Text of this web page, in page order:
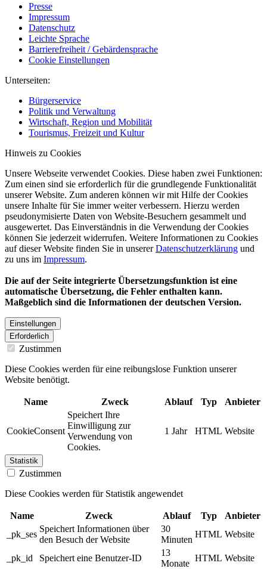
Presse
Impressum
Datenschutz
Leichte Sprache
Barrierefreiheit / Gebärdensprache
Cookie Einstellungen
Unterseiten:
Bürgerservice
Politik und Verwaltung
Wirtschaft, Region und Mobilität
Tourismus, Freizeit und Kultur
Hinweis zu Cookies
Unsere Webseite verwendet Cookies. Diese haben zwei Funktionen:
Zum einen sind sie erforderlich für die grundlegende Funktionalität
unserer Website. Zum anderen können wir mit Hilfe der Cookies
unsere Inhalte für Sie immer weiter verbessern. Hierzu werden
pseudonymisierte Daten von Website-Besuchern gesammelt und
ausgewertet. Das Einverständnis in die Verwendung der Cookies
können Sie jederzeit widerrufen. Weitere Informationen zu Cookies
auf dieser Website finden Sie in unsererDatenschutzerklärung und
zu uns im Impressum.
Die auf der Seite integrierte Übersetzungsfunktion ist eine
automatische Übersetzung, die Fehler enthalten kann.
Maßgeblich sind die Informationen der deutschen Version.
Einstellungen
Erforderlich
Zustimmen
Diese Cookies werden für eine reibungslose Funktion unserer
Website benötigt.
Name Zweck Ablauf Typ Anbieter
CookieConsent
Speichert Ihre
Einwilligung zur
Verwendung von
Cookies.
1 Jahr HTML Website
Statistik
Zustimmen
Diese Cookies werden für Statistik angewendet
Name Zweck Ablauf Typ
Anbieter
_pk_ses
Speichert Informationen über
den Besuch der Website
30
Minuten
HTML Website
_pk_id Speichert eine Benutzer-ID
13
Monate
HTML Website